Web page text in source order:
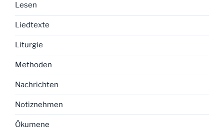
Lesen
Liedtexte
Liturgie
Methoden
Nachrichten
Notiznehmen
Ökumene